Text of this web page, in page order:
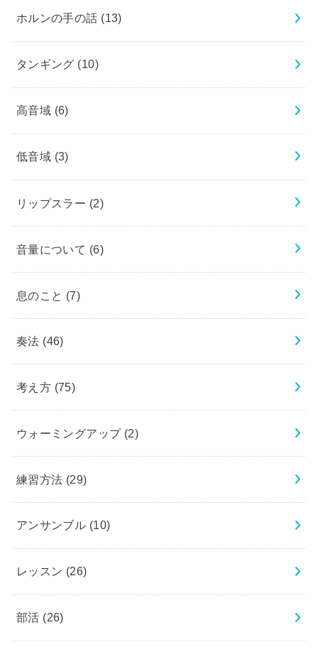
ホルンの手の話 (13)
タンギング (10)
高音域 (6)
低音域 (3)
リップスラー (2)
音量について (6)
息のこと (7)
奏法 (46)
考え方 (75)
ウォーミングアップ (2)
練習方法 (29)
アンサンブル (10)
レッスン (26)
部活 (26)